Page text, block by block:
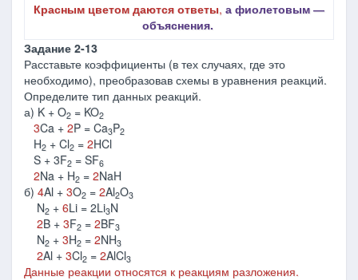
Красным цветом даются ответы, а фиолетовым ―
объяснения.
Задание 2-13
Расставьте коэффициенты (в тех случаях, где это
необходимо), преобразовав схемы в уравнения реакций.
Определите тип данных реакций.
а) K + O2 = KO2
3Ca + 2P = Ca3P2
H2 + Cl2 = 2HCl
S + 3F2 = SF6
2Na + H2 = 2NaH
б) 4Al + 3O2 = 2Al2O3
N2 + 6Li = 2Li3N
2B + 3F2 = 2BF3
N2 + 3H2 = 2NH3
2Al + 3Cl2 = 2AlCl3
Данные реакции относятся к реакциям разложения.